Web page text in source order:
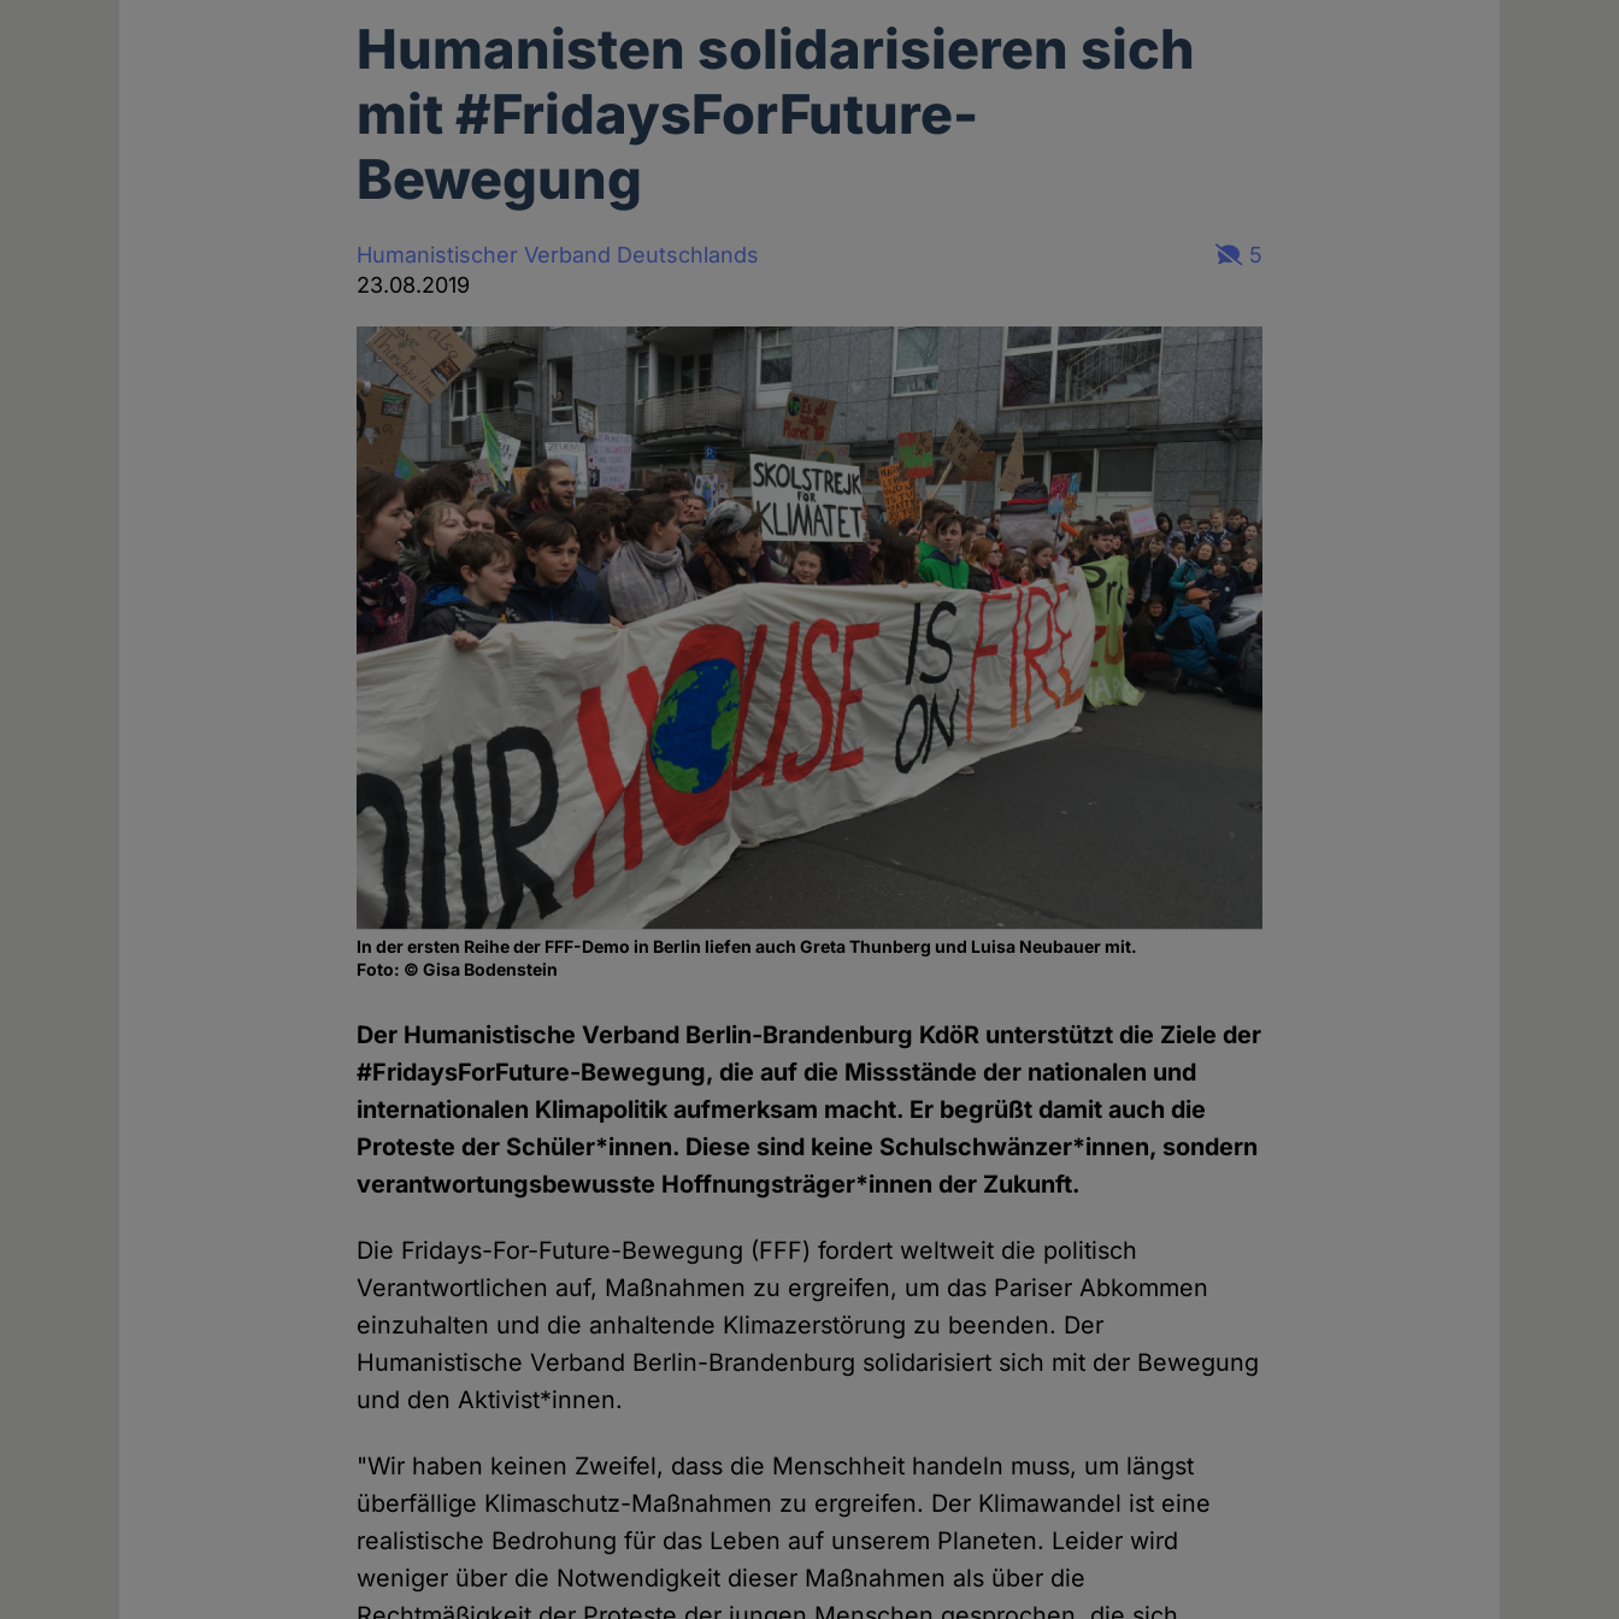
Humanisten solidarisieren sich
mit #FridaysForFuture-
Bewegung
Humanistischer Verband Deutschlands
23.08.2019
5
In der ersten Reihe der FFF-Demo in Berlin liefen auch Greta Thunberg und Luisa Neubauer mit.
Foto: © Gisa Bodenstein
Der Humanistische Verband Berlin-Brandenburg KdöR unterstützt die Ziele der
#FridaysForFuture-Bewegung, die auf die Missstände der nationalen und
internationalen Klimapolitik aufmerksam macht. Er begrüßt damit auch die
Proteste der Schüler*innen. Diese sind keine Schulschwänzer*innen, sondern
verantwortungsbewusste Hoffnungsträger*innen der Zukunft.
Die Fridays-For-Future-Bewegung (FFF) fordert weltweit die politisch
Verantwortlichen auf, Maßnahmen zu ergreifen, um das Pariser Abkommen
einzuhalten und die anhaltende Klimazerstörung zu beenden. Der
Humanistische Verband Berlin-Brandenburg solidarisiert sich mit der Bewegung
und den Aktivist*innen.
"Wir haben keinen Zweifel, dass die Menschheit handeln muss, um längst
überfällige Klimaschutz-Maßnahmen zu ergreifen. Der Klimawandel ist eine
realistische Bedrohung für das Leben auf unserem Planeten. Leider wird
weniger über die Notwendigkeit dieser Maßnahmen als über die